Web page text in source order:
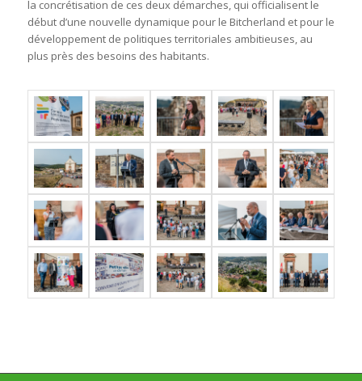
la concrétisation de ces deux démarches, qui officialisent le
début d’une nouvelle dynamique pour le Bitcherland et pour le
développement de politiques territoriales ambitieuses, au
plus près des besoins des habitants.